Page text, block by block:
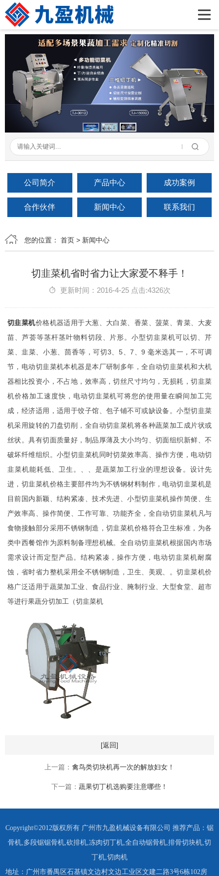
公司简介
产品展示
新闻资讯
成功案例
在线留言
联系我们
公司简介 产品中心 成功案例
合作伙伴 新闻中心 联系我们
您的位置： 首页 > 新闻中心
切韭菜机省时省力让大家爱不释手！
更新时间：2016-4-25 点击:4326次
切韭菜机价格机器适用于大葱、大白菜、香菜、菠菜、青菜、大麦
苗、芦荟等茎杆茎叶物料切段、片形。小型切韭菜机可以切、芹
菜、韭菜、小葱、茴香等，可切3、5、7、9 毫米选其一，不可调
节，电动切韭菜机本机器是本厂研制多年，全自动切韭菜机和大机
器相比投资小，不占地，效率高，切丝尺寸均匀，无损耗，切韭菜
机价格加工速度快，电动切韭菜机可将您的使用量在瞬间加工完
成，经济适用，适用于饺子馆、包子铺不可或缺设备。小型切韭菜
机采用旋转的刀盘切削，全自动切韭菜机将各种蔬菜加工成片状或
丝状。具有切面质量好，制品厚薄及大小均匀、切面组织新鲜、不
破坏纤维组织。小型切韭菜机同时切菜效率高、操作方便，电动切
韭菜机能耗低、卫生。、、是蔬菜加工行业的理想设备。设计先
进，切韭菜机价格主要部件均为不锈钢材料制作，电动切韭菜机是
目前国内新颖、结构紧凑、技术先进、小型切韭菜机操作简便、生
产效率高、操作简便、工作可靠、功能齐全，全自动切韭菜机凡与
食物接触部分采用不锈钢制造，切韭菜机价格符合卫生标准，为各
类中西餐馆作为原料制备理想机械。全自动切韭菜机根据国内市场
需求设计而定型产品。结构紧凑，操作方便，电动切韭菜机耐腐
蚀，省时省力整机采用全不锈钢制造，卫生、美观、。切韭菜机价
格广泛适用于蔬菜加工业、食品行业、腌制行业、大型食堂、超市
等进行果蔬分切加工（切韭菜机
[返回]
上一篇： 禽鸟类切块机再一次的解放妇女！
下一篇： 蔬果切丁机选购要注意哪些！
Copyright©2012版权所有 广州市九盈机械设备有限公司 推荐产品： 锯
骨机 多段锯锯骨机 砍排机 冻肉切丁机 全自动锯骨机 排骨切块机 切
丁机 切肉机
地址：广州市番禺区石基镇文边村文边工业区文建二路3号6栋102房